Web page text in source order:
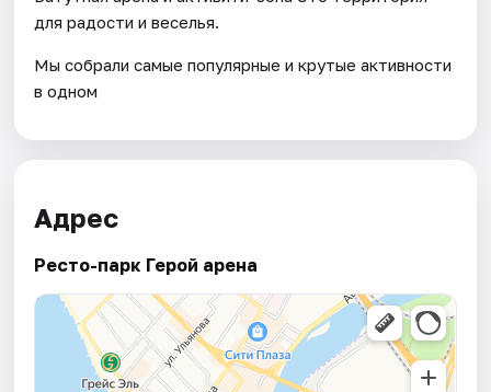
для радости и веселья.
Мы собрали самые популярные и крутые активности
в одном
Адрес
Ресто-парк Герой арена